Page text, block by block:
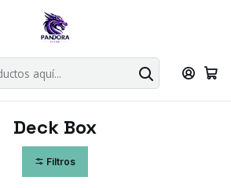
singles superiores a 49.990 el envio es
Explorar singles
TCG Accesorios TCG Deck Box
Deck Box
Filtros